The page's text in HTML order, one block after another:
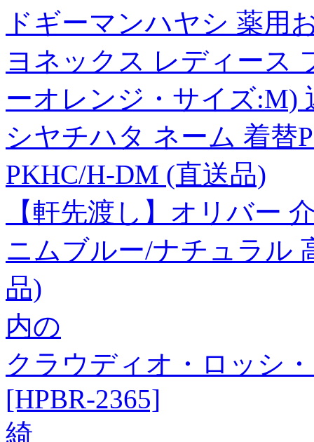
ドギーマンハヤシ 薬用
ヨネックス レディース
ーオレンジ・サイズ:M)
シヤチハタ ネーム 着替
PKHC/H-DM (直送品)
【軒先渡し】オリバー
ニムブルー/ナチュラル
品)
内の
クラウディオ・ロッシ
[HPBR-2365]
綺